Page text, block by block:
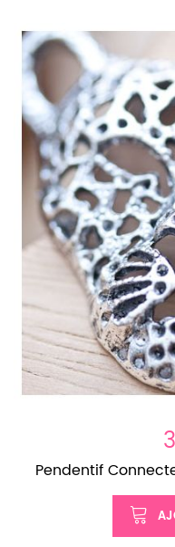
Pendentif